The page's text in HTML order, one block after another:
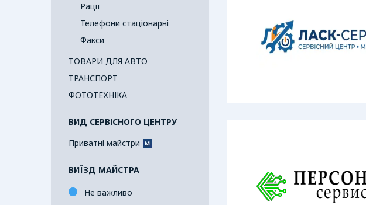
Рації
Телефони стаціонарні
Факси
ТОВАРИ ДЛЯ АВТО
ТРАНСПОРТ
ФОТОТЕХНІКА
ВИД СЕРВІСНОГО ЦЕНТРУ
Приватні майстри
ВИЇЗД МАЙСТРА
Не важливо